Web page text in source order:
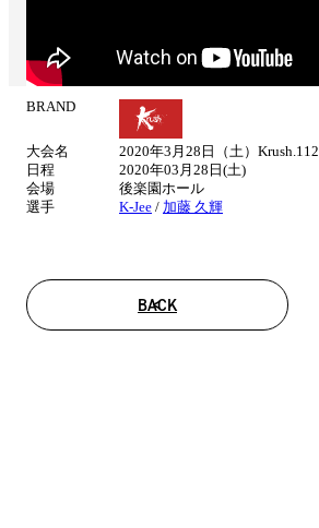
BRAND
大会名
2020年3月28日（土）Krush.112
日程
2020年03月28日(土)
会場
後楽園ホール
選手
K-Jee / 加藤 久輝
BACK